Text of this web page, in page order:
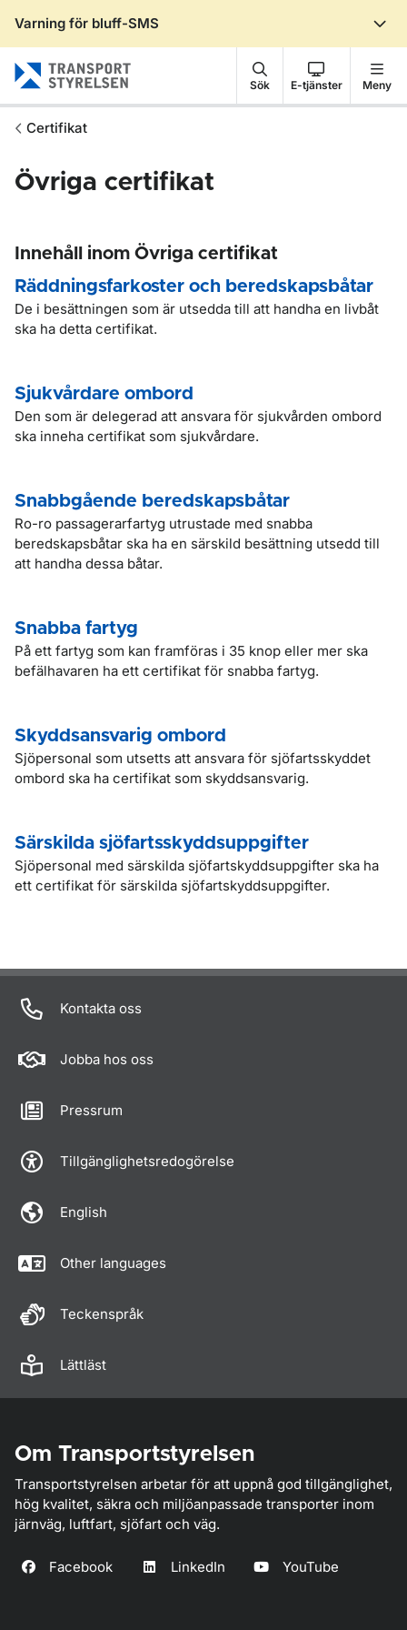
Varning för bluff-SMS
Sök E-tjänster Meny
Certifikat
Övriga certifikat
Innehåll inom Övriga certifikat
Räddningsfarkoster och beredskapsbåtar
De i besättningen som är utsedda till att handha en livbåt
ska ha detta certifikat.
Sjukvårdare ombord
Den som är delegerad att ansvara för sjukvården ombord
ska inneha certifikat som sjukvårdare.
Snabbgående beredskapsbåtar
Ro-ro passagerarfartyg utrustade med snabba
beredskapsbåtar ska ha en särskild besättning utsedd till
att handha dessa båtar.
Snabba fartyg
På ett fartyg som kan framföras i 35 knop eller mer ska
befälhavaren ha ett certifikat för snabba fartyg.
Skyddsansvarig ombord
Sjöpersonal som utsetts att ansvara för sjöfartsskyddet
ombord ska ha certifikat som skyddsansvarig.
Särskilda sjöfartsskyddsuppgifter
Sjöpersonal med särskilda sjöfartskyddsuppgifter ska ha
ett certifikat för särskilda sjöfartskyddsuppgifter.
Kontakta oss
Jobba hos oss
Pressrum
Tillgänglighetsredogörelse
English
Other languages
Teckenspråk
Lättläst
Om Transportstyrelsen
Transportstyrelsen arbetar för att uppnå god tillgänglighet,
hög kvalitet, säkra och miljöanpassade transporter inom
järnväg, luftfart, sjöfart och väg.
Facebook LinkedIn YouTube